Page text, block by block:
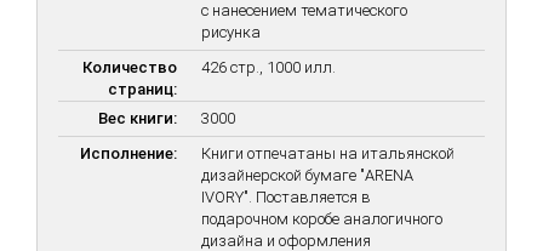
с нанесением тематического
рисунка
Количество
страниц:
426 стр., 1000 илл.
Вес книги:
3000
Исполнение:
Книги отпечатаны на итальянской
дизайнерской бумаге "ARENA
IVORY". Поставляется в
подарочном коробе аналогичного
дизайна и оформления